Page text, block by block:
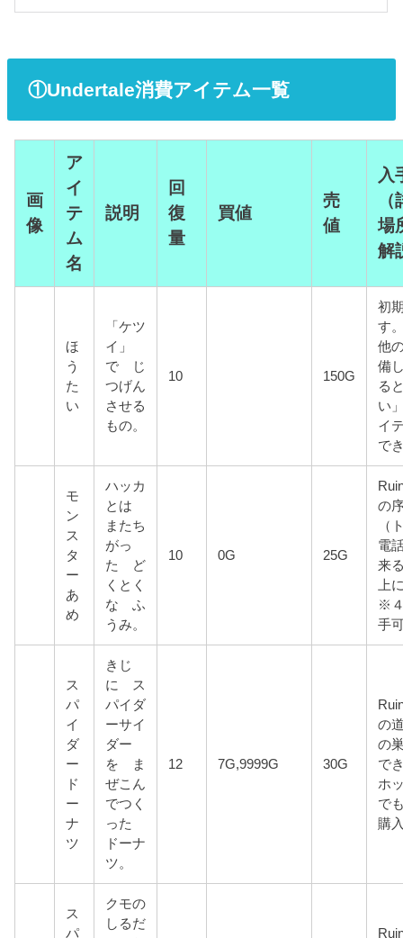
①Undertale消費アイテム一覧
画
像
ア
イ
テ
ム
名
説明
回
復
量
買値
売
値
入
場
解
ほ
う
た
い
「ケツ
イ」
で じ
つげん
させる
もの。
10 150G
初
す
他
備
る
い
イ
で
モ
ン
ス
タ
ー
あ
め
ハッカ
とは
またち
がっ
た ど
くとく
な ふ
うみ。
10 0G 25G
の
（
電
来
上
※
手
ス
パ
イ
ダ
ー
ド
ー
ナ
ツ
きじ
に ス
パイダ
ーサイ
ダー
を ま
ぜこん
でつく
った
ドーナ
ツ。
12 7G,9999G 30G
の
の
で
ホ
で
購
ス
パ
クモの
しるだ